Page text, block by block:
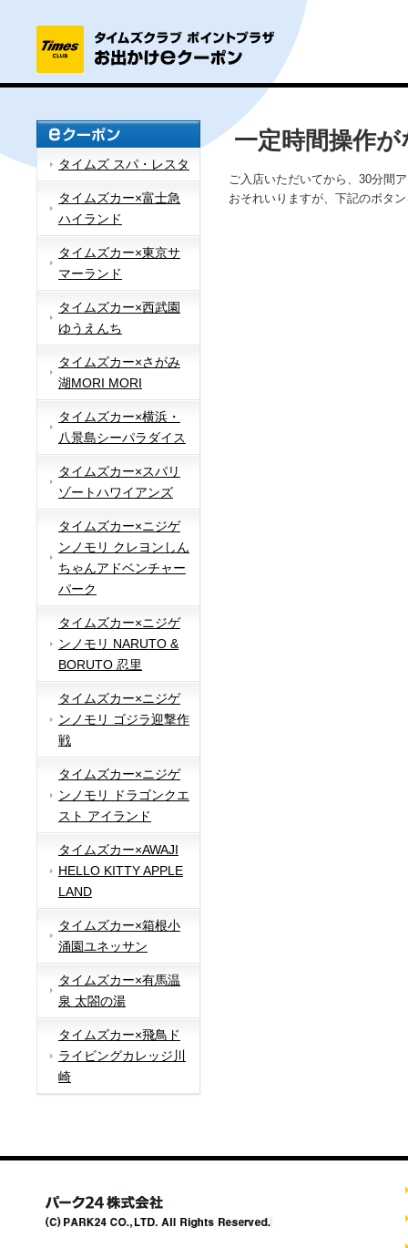
タイムズ スパ・レスタ
タイムズカー×富士急
ハイランド
タイムズカー×東京サ
マーランド
タイムズカー×西武園
ゆうえんち
タイムズカー×さがみ
湖MORI MORI
タイムズカー×横浜・
八景島シーパラダイス
タイムズカー×スパリ
ゾートハワイアンズ
タイムズカー×ニジゲ
ンノモリ クレヨンしん
ちゃんアドベンチャー
パーク
タイムズカー×ニジゲ
ンノモリ NARUTO &
BORUTO 忍里
タイムズカー×ニジゲ
ンノモリ ゴジラ迎撃作
戦
タイムズカー×ニジゲ
ンノモリ ドラゴンクエ
スト アイランド
タイムズカー×AWAJI
HELLO KITTY APPLE
LAND
タイムズカー×箱根小
涌園ユネッサン
タイムズカー×有馬温
泉 太閤の湯
タイムズカー×飛鳥ド
ライビングカレッジ川
崎
一定時間操作
ご入店いただいてから、30分間
おそれいりますが、下記のボタ